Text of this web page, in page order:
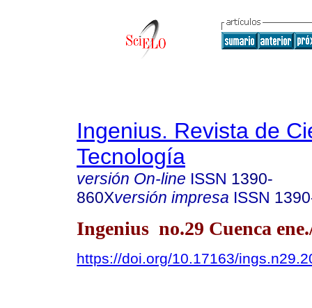
Ingenius. Revista de
Tecnología
versión On-line ISSN 1390-
860Xversión impresa ISSN
Ingenius no.29 Cuenca
https://doi.org/10.17163/